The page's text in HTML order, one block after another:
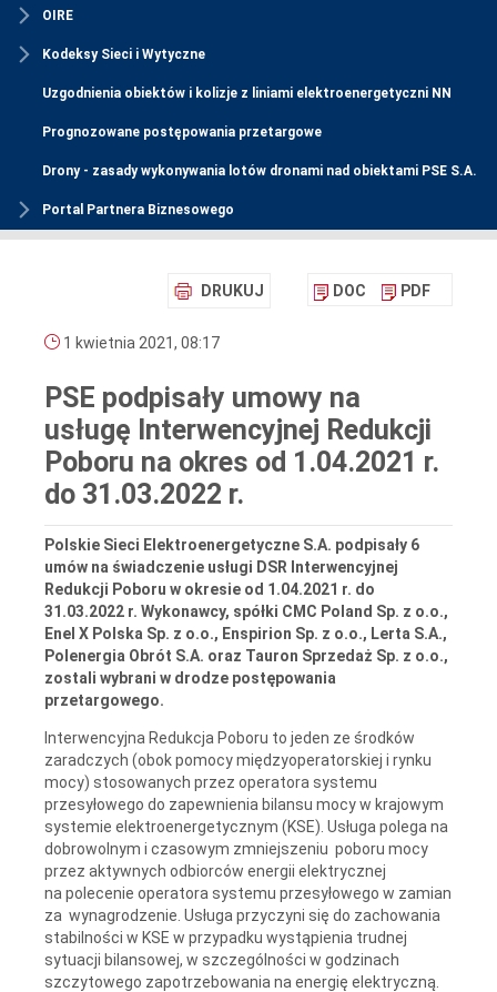
OIRE
Kodeksy Sieci i Wytyczne
Uzgodnienia obiektów i kolizje z liniami elektroenergetyczni NN
Prognozowane postępowania przetargowe
Drony - zasady wykonywania lotów dronami nad obiektami PSE S.A.
Portal Partnera Biznesowego
DRUKUJ DOC PDF
1 kwietnia 2021, 08:17
PSE podpisały umowy na
usługę Interwencyjnej Redukcji
Poboru na okres od 1.04.2021 r.
do 31.03.2022 r.
Polskie Sieci Elektroenergetyczne S.A. podpisały 6
umów na świadczenie usługi DSR Interwencyjnej
Redukcji Poboru w okresie od 1.04.2021 r. do
31.03.2022 r. Wykonawcy, spółki CMC Poland Sp. z o.o.,
Enel X Polska Sp. z o.o., Enspirion Sp. z o.o., Lerta S.A.,
Polenergia Obrót S.A. oraz Tauron Sprzedaż Sp. z o.o.,
zostali wybrani w drodze postępowania
przetargowego.
Interwencyjna Redukcja Poboru to jeden ze środków
zaradczych (obok pomocy międzyoperatorskiej i rynku
mocy) stosowanych przez operatora systemu
przesyłowego do zapewnienia bilansu mocy w krajowym
systemie elektroenergetycznym (KSE). Usługa polega na
dobrowolnym i czasowym zmniejszeniu poboru mocy
przez aktywnych odbiorców energii elektrycznej
na polecenie operatora systemu przesyłowego w zamian
za wynagrodzenie. Usługa przyczyni się do zachowania
stabilności w KSE w przypadku wystąpienia trudnej
sytuacji bilansowej, w szczególności w godzinach
szczytowego zapotrzebowania na energię elektryczną.